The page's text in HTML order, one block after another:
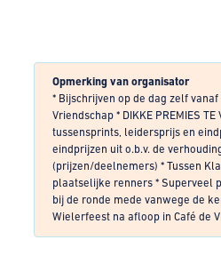
Opmerking van organisator
* Bijschrijven op de dag zelf vanaf
Vriendschap * DIKKE PREMIES TE
tussensprints, leidersprijs en
eindprijzen uit o.b.v. de
(prijzen/deelnemers) * Tussen
plaatselijke renners * Superveel
bij de ronde mede vanwege de
Wielerfeest na afloop in Café de